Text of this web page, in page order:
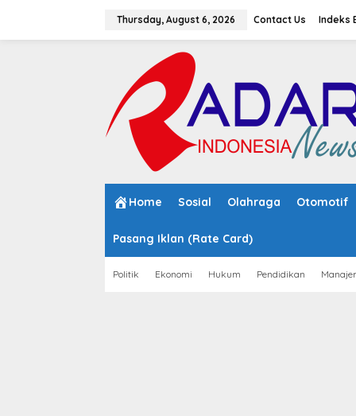
Thursday, August 6, 2026 Contact Us Indeks
Home Sosial Olahraga Otomotif
Pasang Iklan (Rate Card)
Politik Ekonomi Hukum Pendidikan